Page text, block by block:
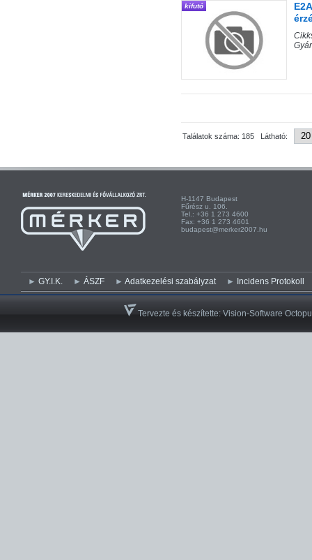
kifutó
Találatok száma: 185 Látható:
H-1147 Budapest H-
Fűrész u. 106.
Tel.: +36 1 273 4600
Fax: +36 1 273 4601
budapest@merker2007.hu
GY.I.K. ÁSZF Adatkezelési szabályzat Incidens Protokoll
Tervezte és készítette:Vision-Software